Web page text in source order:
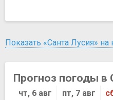
Показать «Санта Лусия» на
Прогноз погоды в
чт, 6 авг пт, 7 авг